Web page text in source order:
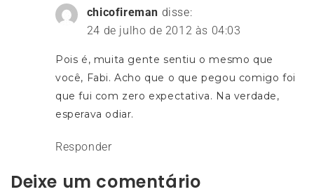
chicofireman disse:
24 de julho de 2012 às 04:03
Pois é, muita gente sentiu o mesmo que
você, Fabi. Acho que o que pegou comigo foi
que fui com zero expectativa. Na verdade,
esperava odiar.
Responder
Deixe um comentário